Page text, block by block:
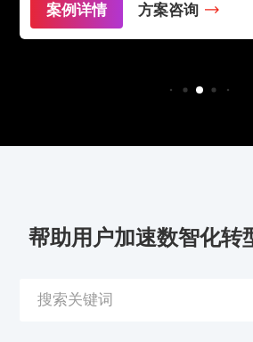
案例详情 方案咨询
帮助用户加速数智化转